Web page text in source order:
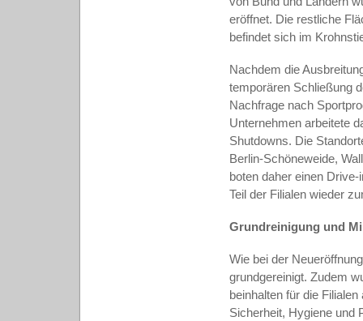
eröffnet. Die restliche
befindet sich im
Nachdem die
temporären Schließung
Nachfrage nach
Unternehmen arbeitete
Shutdowns. Die
Berlin-Schöneweide,
boten daher einen
Teil der Filialen wieder
Grundreinigung und
Wie bei der
grundgereinigt. Zudem
beinhalten für die
Sicherheit, Hygiene und